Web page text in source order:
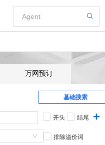
万网预订
基础搜索
开头 结尾
排除溢价词